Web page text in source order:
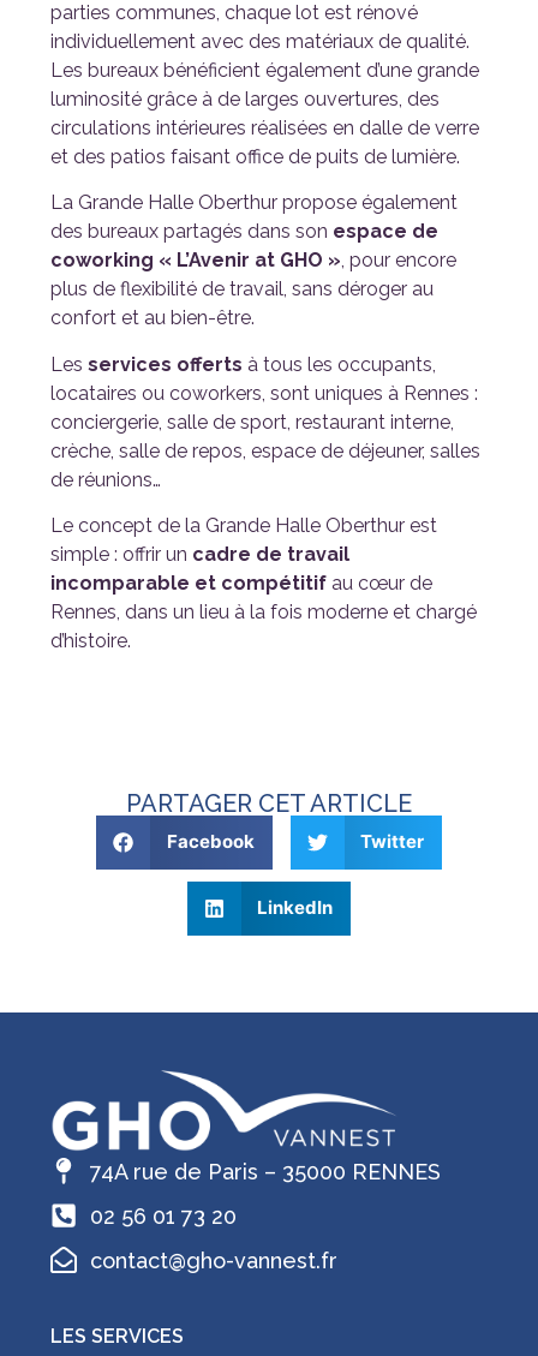
parties communes, chaque lot est rénové
individuellement avec des matériaux de qualité.
Les bureaux bénéficient également d’une grande
luminosité grâce à de larges ouvertures, des
circulations intérieures réalisées en dalle de verre
et des patios faisant office de puits de lumière.
La Grande Halle Oberthur propose également
des bureaux partagés dans son espace de
coworking « L’Avenir at GHO », pour encore
plus de flexibilité de travail, sans déroger au
confort et au bien-être.
Les services offerts à tous les occupants,
locataires ou coworkers, sont uniques à Rennes :
conciergerie, salle de sport, restaurant interne,
crèche, salle de repos, espace de déjeuner, salles
de réunions…
Le concept de la Grande Halle Oberthur est
simple : offrir un cadre de travail
incomparable et compétitif au cœur de
Rennes, dans un lieu à la fois moderne et chargé
d’histoire.
PARTAGER CET ARTICLE
Facebook Twitter
LinkedIn
74A rue de Paris – 35000 RENNES
02 56 01 73 20
contact@gho-vannest.fr
LES SERVICES